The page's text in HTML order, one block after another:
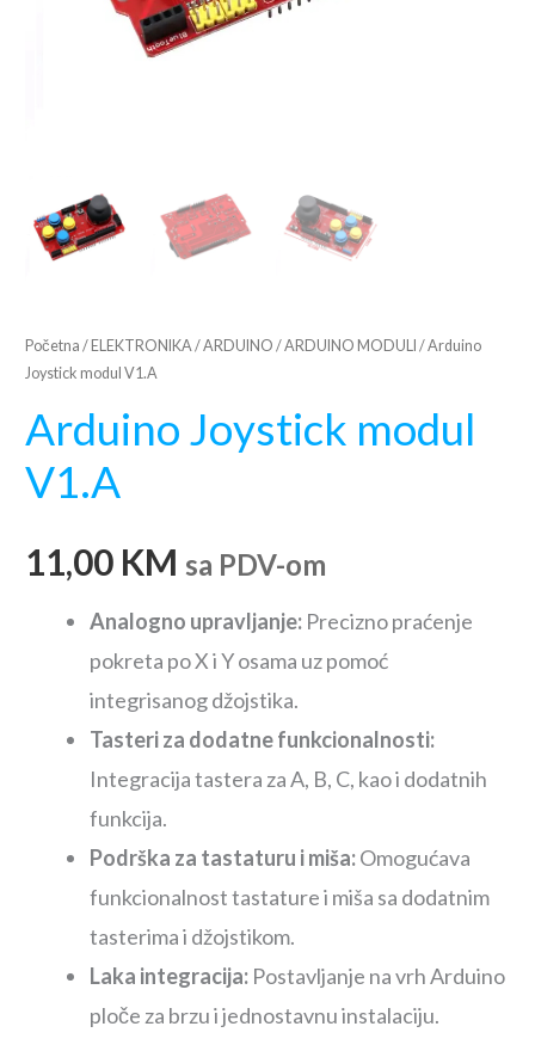
Početna / ELEKTRONIKA/ARDUINO /ARDUINO MODULI / Arduino
Joystick modul V1.A
Arduino Joystick modul
V1.A
11,00 KM sa PDV-om
Analogno upravljanje: Precizno praćenje
pokreta po X i Y osama uz pomoć
integrisanog džojstika.
Tasteri za dodatne funkcionalnosti:
Integracija tastera za A, B, C, kao i dodatnih
funkcija.
Podrška za tastaturu i miša:Omogućava
funkcionalnost tastature i miša sa dodatnim
tasterima i džojstikom.
Laka integracija: Postavljanje na vrh Arduino
ploče za brzu i jednostavnu instalaciju.